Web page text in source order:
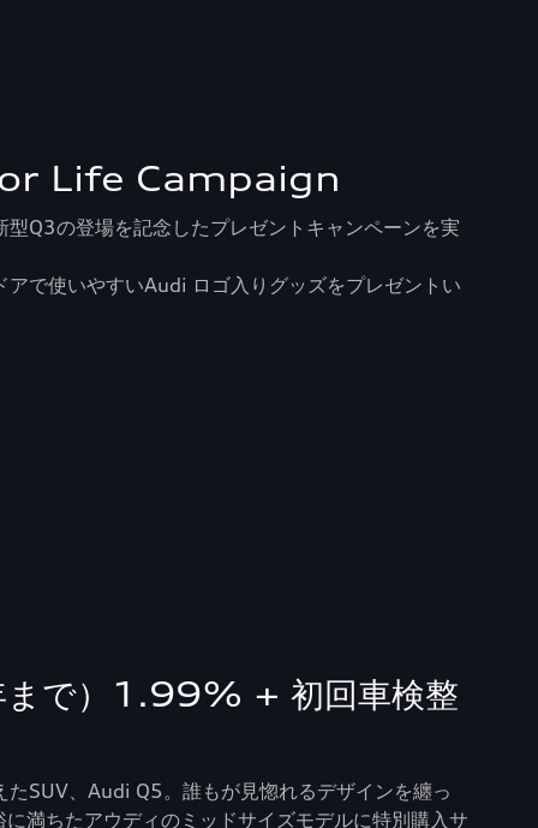
Life Campaign
型Q3の登場を記念したプレゼントキャンペーンを実
アで使いやすいAudi ロゴ入りグッズをプレゼントい
まで）1.99% + 初回車検整
たSUV、Audi Q5。​誰もが見惚れるデザインを纏っ
満ちたアウディのミッドサイズモデルに特別購入サ